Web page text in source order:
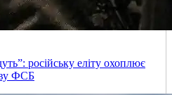
російську еліту охоплює
ФСБ